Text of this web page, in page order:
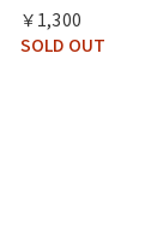
￥1,300
SOLD OUT